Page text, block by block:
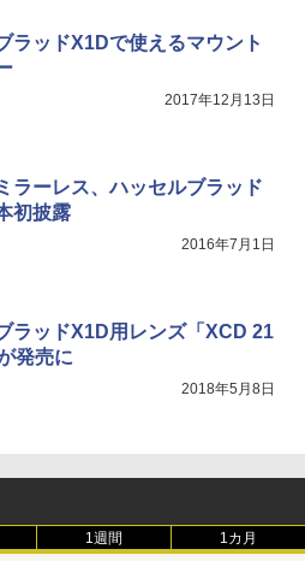
ラッドX1Dで使えるマウント
2017年12月13日
ラーレス、ハッセルブラッド
初披露
2016年7月1日
ラッドX1D用レンズ「XCD 21
発売に
2018年5月8日
1週間 1カ月